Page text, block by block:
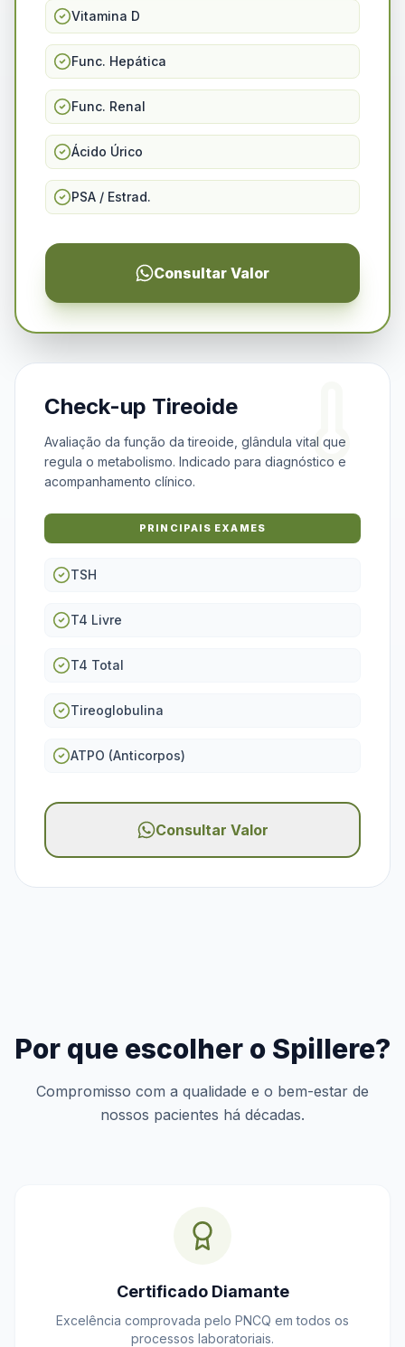
Vitamina D
Func. Hepática
Func. Renal
Ácido Úrico
PSA / Estrad.
Consultar Valor
Check-up Tireoide
Avaliação da função da tireoide, glândula vital que
regula o metabolismo. Indicado para diagnóstico e
acompanhamento clínico.
PRINCIPAIS EXAMES
TSH
T4 Livre
T4 Total
Tireoglobulina
ATPO (Anticorpos)
Consultar Valor
Por que escolher o Spillere?
Compromisso com a qualidade e o bem-estar de
nossos pacientes há décadas.
Certificado Diamante
Excelência comprovada pelo PNCQ em todos os
processos laboratoriais.